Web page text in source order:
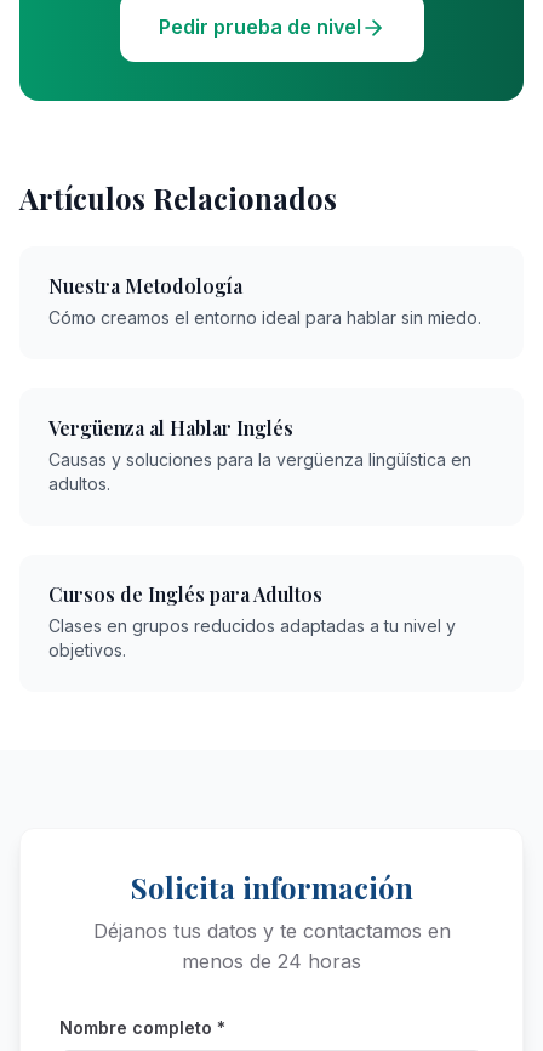
Pedir prueba de nivel
Artículos Relacionados
Nuestra Metodología
Cómo creamos el entorno ideal para hablar sin miedo.
Vergüenza al Hablar Inglés
Causas y soluciones para la vergüenza lingüística en
adultos.
Cursos de Inglés para Adultos
Clases en grupos reducidos adaptadas a tu nivel y
objetivos.
Solicita información
Déjanos tus datos y te contactamos en
menos de 24 horas
Nombre completo *